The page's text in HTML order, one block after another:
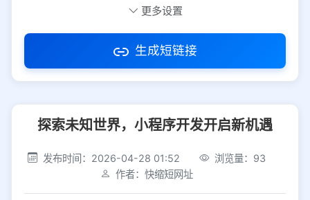
访问密码
社交平台 电商平台
选择防红平台类型，避免链接被拦截
更多设置
生成短链接
探索未知世界，小程序开发开启新机遇
发布时间：2026-04-28 01:52
浏览量：93
作者：快缩短网址